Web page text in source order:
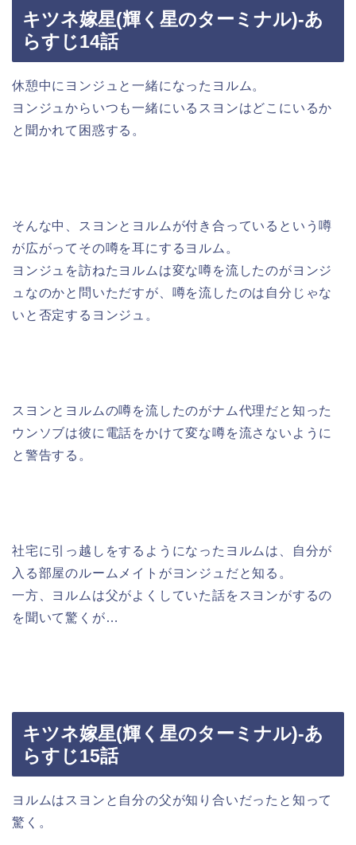
キツネ嫁星(輝く星のターミナル)-あ
らすじ14話
休憩中にヨンジュと一緒になったヨルム。
ヨンジュからいつも一緒にいるスヨンはどこにいるか
と聞かれて困惑する。
そんな中、スヨンとヨルムが付き合っているという噂
が広がってその噂を耳にするヨルム。
ヨンジュを訪ねたヨルムは変な噂を流したのがヨンジ
ュなのかと問いただすが、噂を流したのは自分じゃな
いと否定するヨンジュ。
スヨンとヨルムの噂を流したのがナム代理だと知った
ウンソブは彼に電話をかけて変な噂を流さないように
と警告する。
社宅に引っ越しをするようになったヨルムは、自分が
入る部屋のルームメイトがヨンジュだと知る。
一方、ヨルムは父がよくしていた話をスヨンがするの
を聞いて驚くが…
キツネ嫁星(輝く星のターミナル)-あ
らすじ15話
ヨルムはスヨンと自分の父が知り合いだったと知って
驚く。